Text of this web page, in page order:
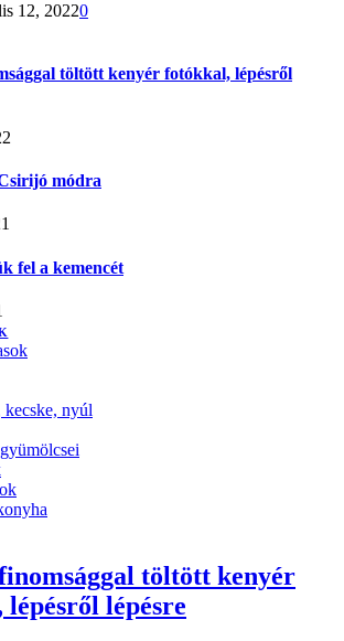
12, 20220
töltött kenyér fotókkal, lépésről
módra
fel a kemencét
kecske, nyúl
töltött kenyér
lépésre